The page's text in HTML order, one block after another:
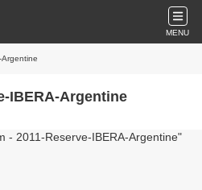
MENU
Argentine
IBERA-Argentine